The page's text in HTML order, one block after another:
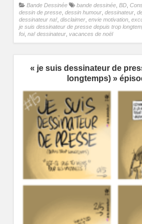
Bande Dessinée bande dessinée BD
dessin de presse dessin humour dessinateur
dessinateur na! disclaimer envie motivation
je suis dessinateur de presse depuis trop
foi, na! dessinateur vacances de noël
« je suis dessinateur de
longtemps) »